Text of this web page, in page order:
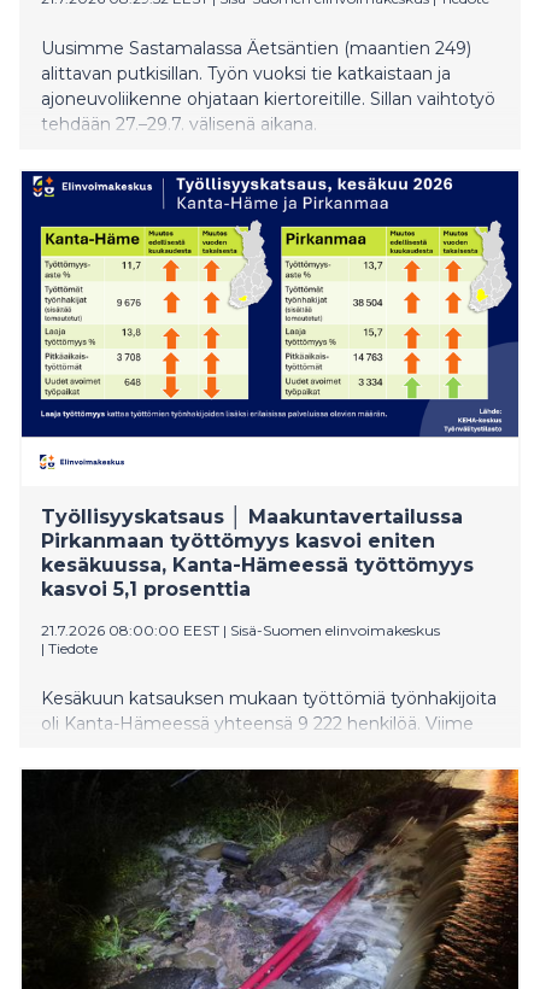
Uusimme Sastamalassa Äetsäntien (maantien 249)
alittavan putkisillan. Työn vuoksi tie katkaistaan ja
ajoneuvoliikenne ohjataan kiertoreitille. Sillan vaihtotyö
tehdään 27.–29.7. välisenä aikana.
Työllisyyskatsaus │ Maakuntavertailussa
Pirkanmaan työttömyys kasvoi eniten
kesäkuussa, Kanta-Hämeessä työttömyys
kasvoi 5,1 prosenttia
21.7.2026 08:00:00 EEST | Sisä-Suomen elinvoimakeskus
| Tiedote
Kesäkuun katsauksen mukaan työttömiä työnhakijoita
oli Kanta-Hämeessä yhteensä 9 222 henkilöä. Viime
henkilöä. Kanta-Hämeen työttömyysaste oli 11,7
prosenttia. Pirkanmaalla työttömiä työnhakijoita oli 37
076 henkilöä, joka oli 4 881 enemmän kuin vuotta
aikaisemmin. Pirkanmaan työttömyysaste oli 13,7
prosenttia. Sisä-Suomen elinvoimakeskuksen
työllisyyskatsaus kattaa tiedot Kanta-Hämeen ja
Pirkanmaan maakuntien työllisyystilanteesta.